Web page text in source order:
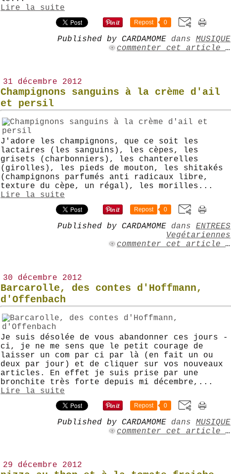
Lire la suite
Repost 0
Published by CARDAMOME dans MUSIQUE
commenter cet article …
31 décembre 2012
Champignons sanguins à la crème d'ail
et persil
J'adore les champignons, que ce soit les
lactaires (les sanguins), les cèpes, les
grisets (charbonniers), les chanterelles
(girolles), les pieds de mouton, les shitakés
(champignons parfumés anti radicaux libre,
texture du cèpe, un régal), les morilles...
Lire la suite
Repost 0
Published by CARDAMOME dans ENTREES
Vegétariennes
commenter cet article …
30 décembre 2012
Barcarolle, des contes d'Hoffmann,
d'Offenbach
Je suis désolée de vous abandonner ces jours -
ci, je ne me sens que le petit courage de
laisser un com par ci par là (en fait un ou
deux par jour) et de cliquer sur vos nouveaux
articles. En effet je suis prise par une
bronchite très forte depuis mi décembre,...
Lire la suite
Repost 0
Published by CARDAMOME dans MUSIQUE
commenter cet article …
29 décembre 2012